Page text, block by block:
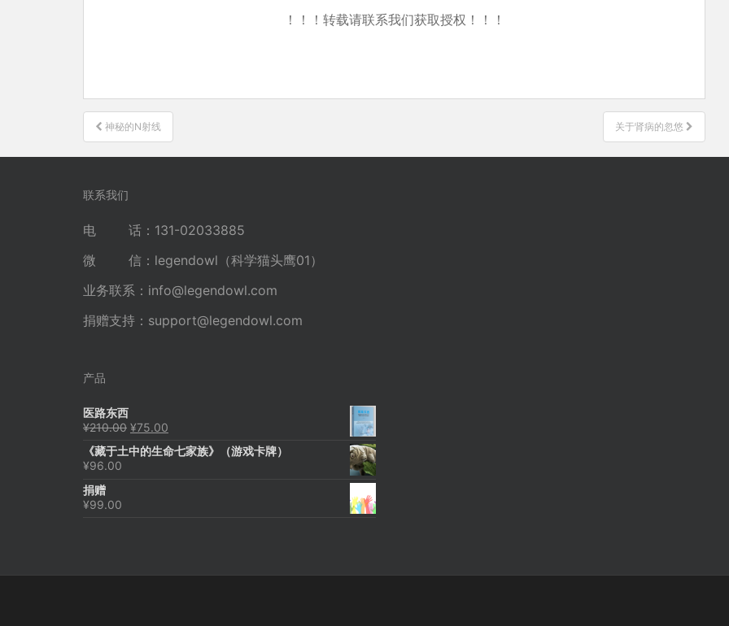
！！！转载请联系我们获取授权！！！
文
章
导
神秘的N射线 关于肾病的忽悠
联系我们
电 话：131-02033885
微 信：legendowl（科学猫头鹰01）
业务联系： info@legendowl.com
捐赠支持： support@legendowl.com
产品
医路东西
¥210.00 原
为：
¥75.00
价
《藏于土中的生命七家族》（游戏卡牌）
¥96.00
捐赠
¥99.00